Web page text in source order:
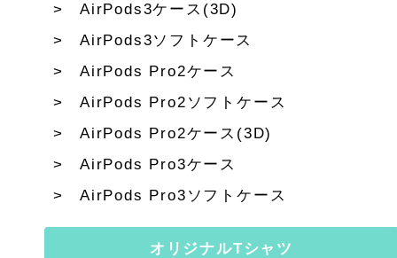
AirPods3ケース(3D)
AirPods3ソフトケース
AirPods Pro2ケース
AirPods Pro2ソフトケース
AirPods Pro2ケース(3D)
AirPods Pro3ケース
AirPods Pro3ソフトケース
オリジナルTシャツ